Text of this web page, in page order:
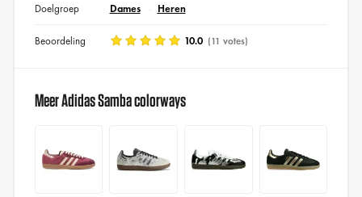
Doelgroep Dames Heren
Beoordeling 10.0 (11 votes)
Meer Adidas Samba colorways